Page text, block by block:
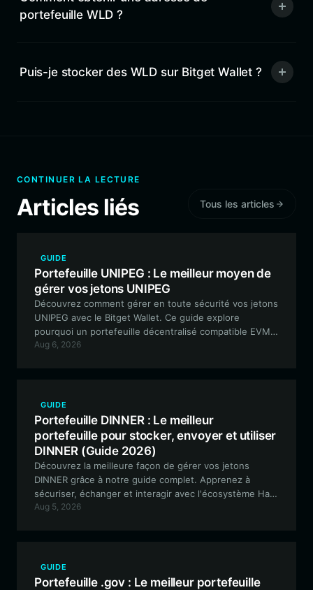
portefeuille WLD ?
Puis-je stocker des WLD sur Bitget Wallet ?
CONTINUER LA LECTURE
Articles liés Tous les articles
GUIDE
Portefeuille UNIPEG : Le meilleur moyen de
gérer vos jetons UNIPEG
Découvrez comment gérer en toute sécurité vos jetons
UNIPEG avec le Bitget Wallet. Ce guide explore
pourquoi un portefeuille décentralisé compatible EVM
est essentiel pour naviguer parmi les mème tokens
Aug 6, 2026
GUIDE
Portefeuille DINNER : Le meilleur
portefeuille pour stocker, envoyer et utiliser
DINNER (Guide 2026)
Découvrez la meilleure façon de gérer vos jetons
DINNER grâce à notre guide complet. Apprenez à
sécuriser, échanger et interagir avec l'écosystème Had
Dinner With Kimchi en utilisant le portefeuille haute
Aug 5, 2026
GUIDE
Portefeuille .gov : Le meilleur portefeuille